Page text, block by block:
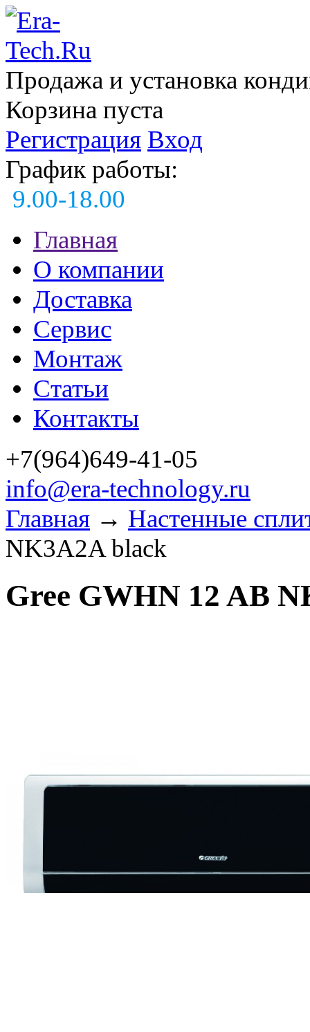
Продажа и установка
Корзина пуста
Регистрация Вход
График работы:
9.00-18.00
Главная
О компании
Доставка
Сервис
Монтаж
Статьи
Контакты
+7(964)649-41-05
info@era-technology.ru
Главная → Настенные
NK3A2A black
Gree GWHN 12 AB